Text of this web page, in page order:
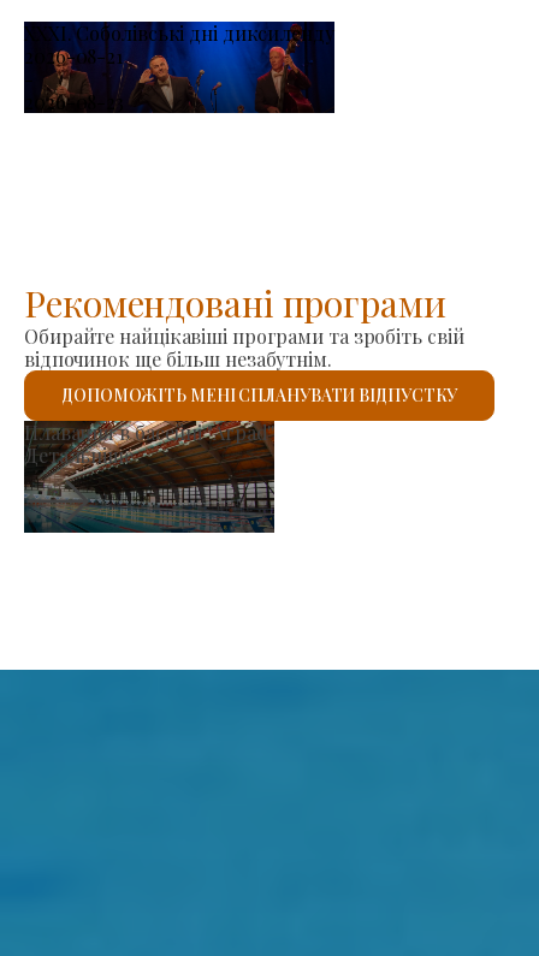
XXXI. Соболівські дні диксиленду
2026-08-21
-
2026-08-23
Рекомендовані програми
Обирайте найцікавіші програми та зробіть свій
відпочинок ще більш незабутнім.
ДОПОМОЖІТЬ МЕНІ СПЛАНУВАТИ ВІДПУСТКУ
Римо-католицький костел Святого Ласло
Детальніше